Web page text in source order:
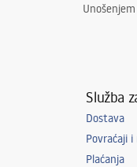
Služba
Dostava
Povraćaji
Plaćanja